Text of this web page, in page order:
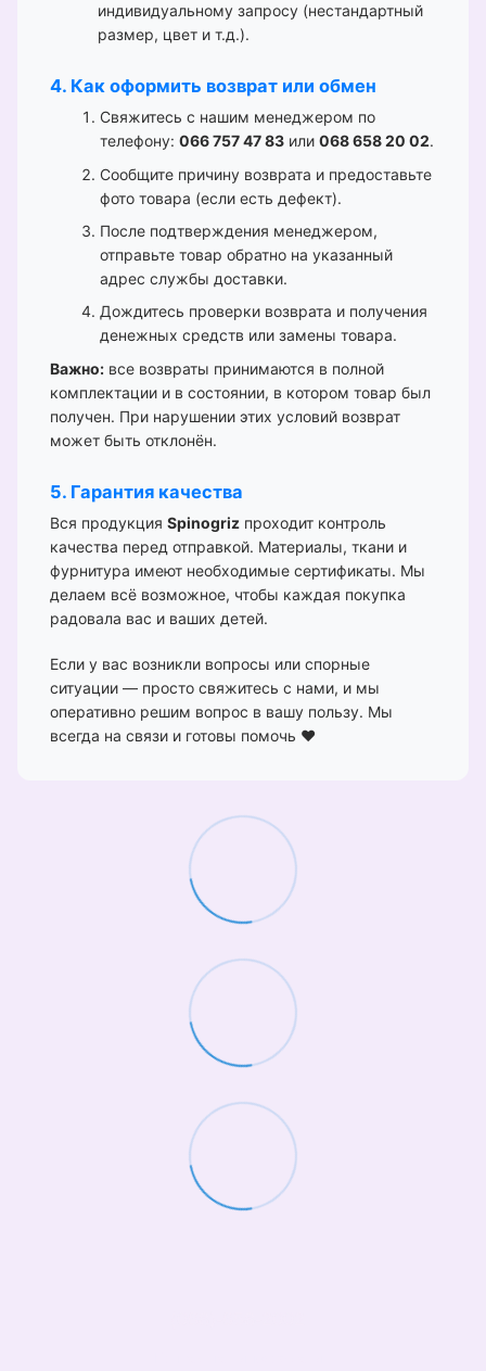
индивидуальному запросу (нестандартный
размер, цвет и т.д.).
4. Как оформить возврат или обмен
Свяжитесь с нашим менеджером по
телефону: 066 757 47 83 или 068 658 20 02.
Сообщите причину возврата и предоставьте
фото товара (если есть дефект).
После подтверждения менеджером,
отправьте товар обратно на указанный
адрес службы доставки.
Дождитесь проверки возврата и получения
денежных средств или замены товара.
Важно: все возвраты принимаются в полной
комплектации и в состоянии, в котором товар был
получен. При нарушении этих условий возврат
может быть отклонён.
5. Гарантия качества
Вся продукция Spinogriz проходит контроль
качества перед отправкой. Материалы, ткани и
фурнитура имеют необходимые сертификаты. Мы
делаем всё возможное, чтобы каждая покупка
радовала вас и ваших детей.
Если у вас возникли вопросы или спорные
ситуации — просто свяжитесь с нами, и мы
оперативно решим вопрос в вашу пользу. Мы
всегда на связи и готовы помочь ❤️